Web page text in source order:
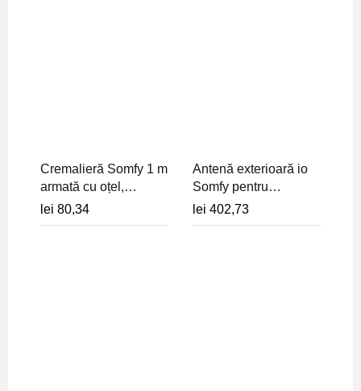
Cremalieră Somfy 1 m
armată cu oțel,
prindere inferioară
pentru automatizări
lei 80,34
Antenă exterioară io
Somfy pentru
extindere rază radio
automatizări -
lei 402,73